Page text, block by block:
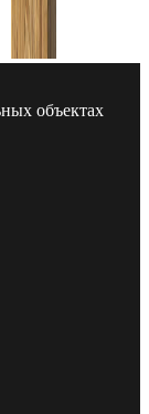
объектах